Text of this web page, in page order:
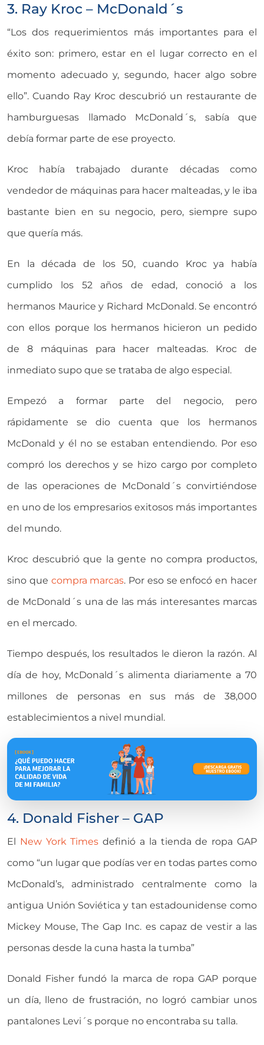
3. Ray Kroc – McDonald´s
“Los dos requerimientos más importantes para el
éxito son: primero, estar en el lugar correcto en el
momento adecuado y, segundo, hacer algo sobre
ello”. Cuando Ray Kroc descubrió un restaurante de
hamburguesas llamado McDonald´s, sabía que
debía formar parte de ese proyecto.
Kroc había trabajado durante décadas como
vendedor de máquinas para hacer malteadas, y le iba
bastante bien en su negocio, pero, siempre supo
que quería más.
En la década de los 50, cuando Kroc ya había
cumplido los 52 años de edad, conoció a los
hermanos Maurice y Richard McDonald. Se encontró
con ellos porque los hermanos hicieron un pedido
de 8 máquinas para hacer malteadas. Kroc de
inmediato supo que se trataba de algo especial.
Empezó a formar parte del negocio, pero
rápidamente se dio cuenta que los hermanos
McDonald y él no se estaban entendiendo. Por eso
compró los derechos y se hizo cargo por completo
de las operaciones de McDonald´s convirtiéndose
en uno de los empresarios exitosos más importantes
del mundo.
Kroc descubrió que la gente no compra productos,
sino que compra marcas. Por eso se enfocó en hacer
de McDonald´s una de las más interesantes marcas
en el mercado.
Tiempo después, los resultados le dieron la razón. Al
día de hoy, McDonald´s alimenta diariamente a 70
millones de personas en sus más de 38,000
establecimientos a nivel mundial.
4. Donald Fisher – GAP
El New York Times definió a la tienda de ropa GAP
como “un lugar que podías ver en todas partes como
McDonald’s, administrado centralmente como la
antigua Unión Soviética y tan estadounidense como
Mickey Mouse, The Gap Inc. es capaz de vestir a las
personas desde la cuna hasta la tumba”
Donald Fisher fundó la marca de ropa GAP porque
un día, lleno de frustración, no logró cambiar unos
pantalones Levi´s porque no encontraba su talla.